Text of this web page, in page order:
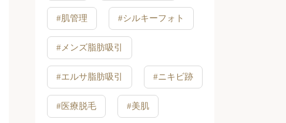
#肌管理 #シルキーフォト
#メンズ脂肪吸引
#エルサ脂肪吸引 #ニキビ跡
#医療脱毛 #美肌